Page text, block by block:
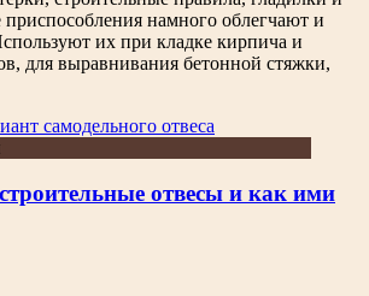
намного облегчают и
их при кладке кирпича и
для выравнивания бетонной стяжки,
отвесы и как ими